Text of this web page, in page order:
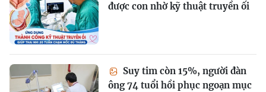
được con nhờ kỹ thuật truyền ối
Suy tim còn 15%, người đàn
ông 74 tuổi hồi phục ngoạn mục